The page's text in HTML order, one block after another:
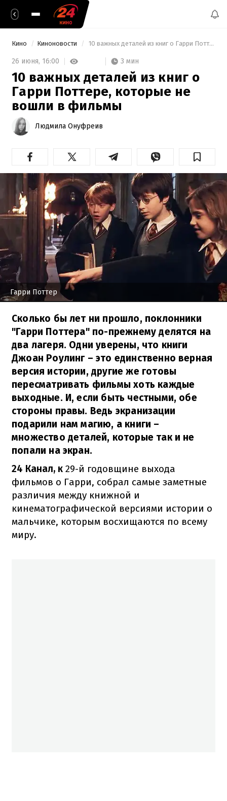
Кино Киноновости 10 важных деталей из книг о Гарри Поттере, которые не вошли в фильмы
26 июня, 16:00 3 мин
10 важных деталей из книг о
Гарри Поттере, которые не
вошли в фильмы
Людмила Онуфреив
Гарри Поттер
Сколько бы лет ни прошло, поклонники
"Гарри Поттера" по-прежнему делятся на
два лагеря. Одни уверены, что книги
Джоан Роулинг – это единственно верная
версия истории, другие же готовы
пересматривать фильмы хоть каждые
выходные. И, если быть честными, обе
стороны правы. Ведь экранизации
подарили нам магию, а книги –
множество деталей, которые так и не
попали на экран.
24 Канал, к 29-й годовщине выхода
фильмов о Гарри, собрал самые заметные
различия между книжной и
кинематографической версиями истории о
мальчике, которым восхищаются по всему
миру.